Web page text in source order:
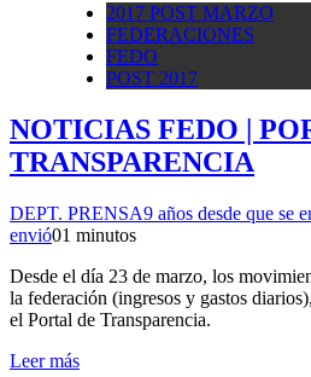
2017 POST MARZO
FEDERACIONES
FEDO
POST 2017
NOTICIAS FEDO |
TRANSPARENCIA
DEPT. PRENSA9 años desde que se
envió01 minutos
Desde el día 23 de marzo, los
la federación (ingresos y gastos
el Portal de Transparencia.
Leer más